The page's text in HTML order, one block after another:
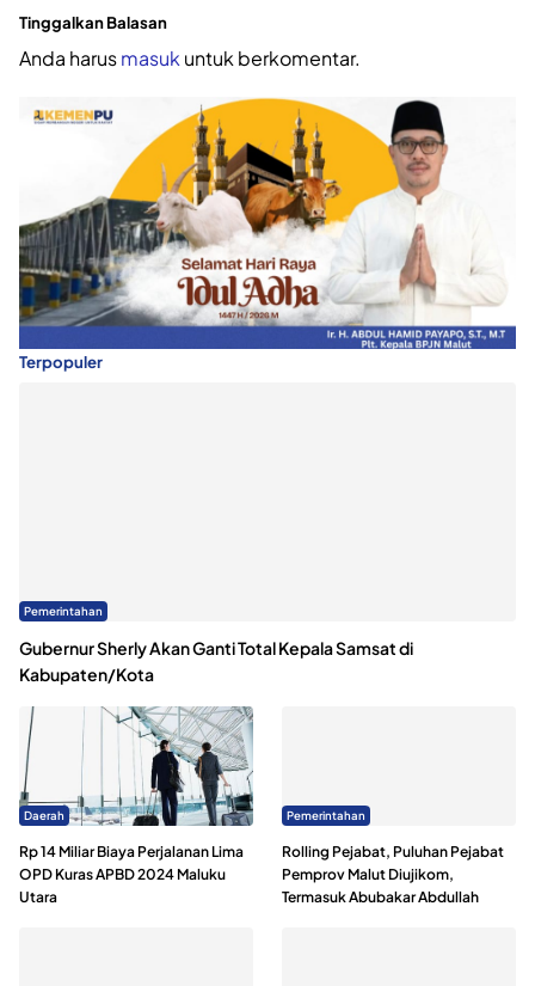
Tinggalkan Balasan
Anda harusmasuk untuk berkomentar.
Terpopuler
Pemerintahan
Gubernur Sherly Akan Ganti Total Kepala Samsat di
Kabupaten/Kota
Daerah
Rp 14 Miliar Biaya Perjalanan Lima
OPD Kuras APBD 2024 Maluku
Utara
Pemerintahan
Rolling Pejabat, Puluhan Pejabat
Pemprov Malut Diujikom,
Termasuk Abubakar Abdullah